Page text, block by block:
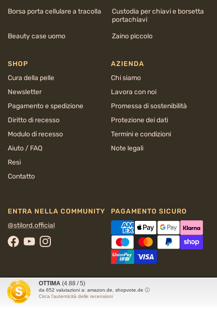
Borsa porta cellulare a tracolla
Custodia per chiavi e borsetta
portachiavi
Beauty case uomo
Zaino piccolo
SHOP
Cura della pelle
Newsletter
Pagamento e spedizione
Diritto di recesso
Modulo di recesso
Aiuto / FAQ
Resi
Contatto
AZIENDA
Chi siamo
Lavora con noi
Promessa di sostenibilità
Protezione dei dati
Termini e condizioni
Note legali
ENTRA NELLA COMMUNITY
@stilord.official
Facebook
YouTubeInstagram
PAGAMENTO SICURO
OTTIMA (4.88 / 5)
da 652 valutazioni a: amazon.de, shopvote.de ⓘ
Circa l'autenticità delle recensioni